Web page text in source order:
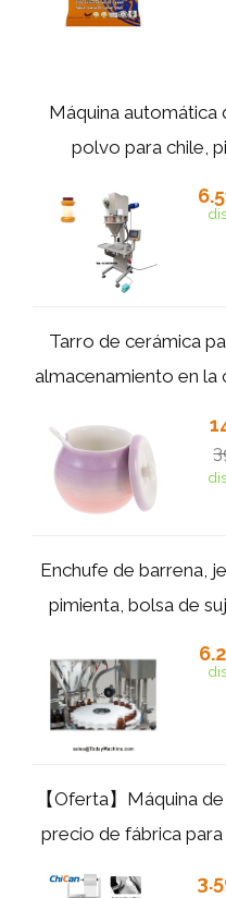
Máquina automática
polvo para chile,
Tarro de cerámica
almacenamiento en la
Enchufe de barrena,
pimienta, bolsa de
【Oferta】Máquina
precio de fábrica